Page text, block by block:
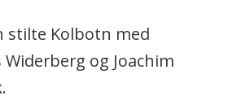
stilte Kolbotn med
og Joachim